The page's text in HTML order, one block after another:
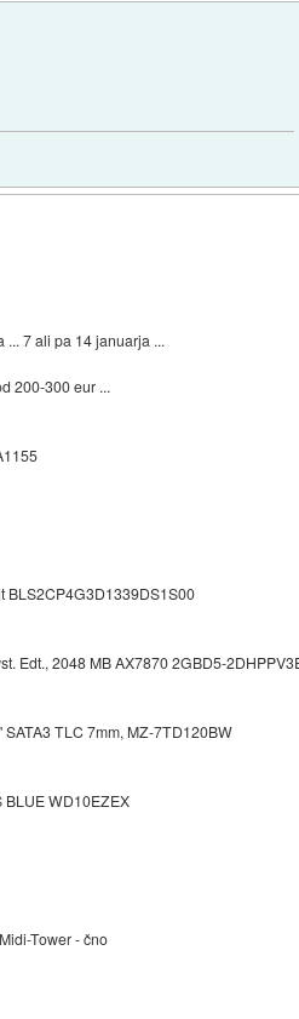
... 7 ali pa 14 januarja ...
200-300 eur ...
BLS2CP4G3D1339DS1S00
Edt., 2048 MB AX7870 2GBD5-
TLC 7mm, MZ-7TD120BW
BLUE WD10EZEX
Tower - čno